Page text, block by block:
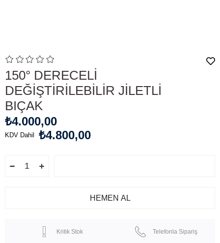
150° DERECELİ
DEĞİŞTİRİLEBİLİR JİLETLİ
BIÇAK
₺4.000,00
KDV Dahil ₺4.800,00
Kritik Stok Telefonla Sipariş